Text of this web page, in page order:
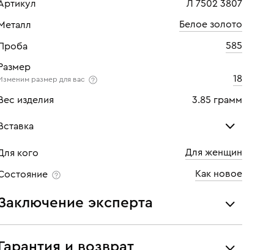
Л 7502 3807
Белое золото
585
размер для вас 18
изделия 3.85 грамм
Сапфир
Количество 1 шт
Каратность 0,78
кого Для женщин
Как новое
эксперта
украшения проходят экспертизу подлинности и
характеристикам ювелирных изделий,
Гарантия и возврат